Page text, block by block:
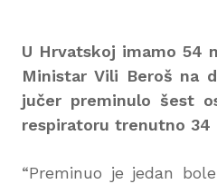
U Hrvatskoj imamo 54
Ministar Vili Beroš na
jučer preminulo šest
respiratoru trenutno 34
“Preminuo je jedan